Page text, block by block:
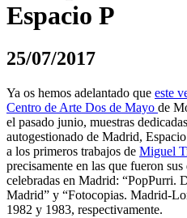
Espacio P
25/07/2017
Ya os hemos adelantado que este
Centro de Arte Dos de Mayo de
el pasado junio, muestras
autogestionado de Madrid,
a los primeros trabajos de Miguel
precisamente en las que fueron
celebradas en Madrid: “PopPurri.
Madrid” y “Fotocopias. Madrid-
1982 y 1983, respectivamente.